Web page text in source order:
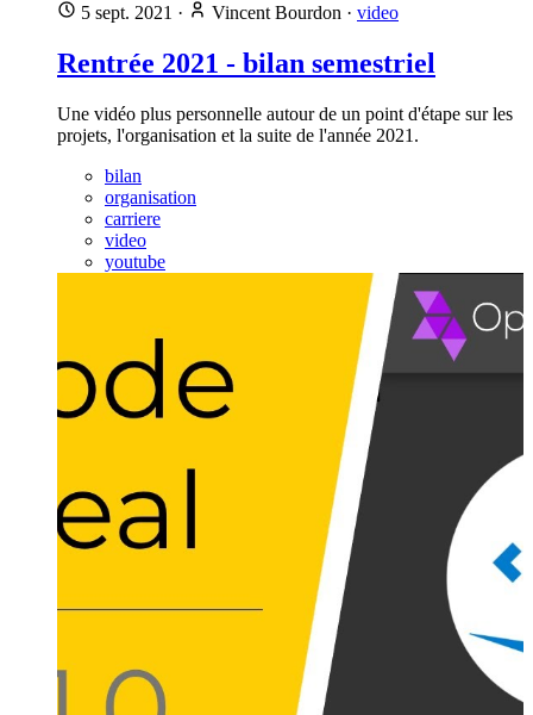
5 sept. 2021 · Vincent Bourdon · video
Rentrée 2021 - bilan semestriel
Une vidéo plus personnelle autour de un point d'étape sur les
projets, l'organisation et la suite de l'année 2021.
bilan
organisation
carriere
video
youtube